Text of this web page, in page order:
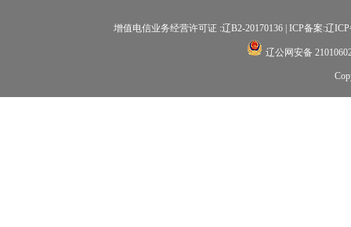
增值电信业务经营许可证 :辽B2-20170136 | ICP备案:辽
辽公网安备